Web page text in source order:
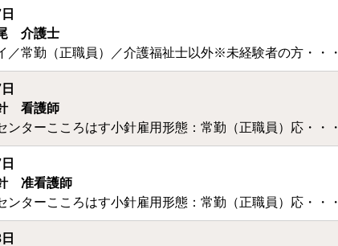
介護士
／常勤（正職員）／介護福祉士以外※未経験者の方・・・
看護師
ンターこころはす小針雇用形態：常勤（正職員）応・・・
准看護師
ンターこころはす小針雇用形態：常勤（正職員）応・・・